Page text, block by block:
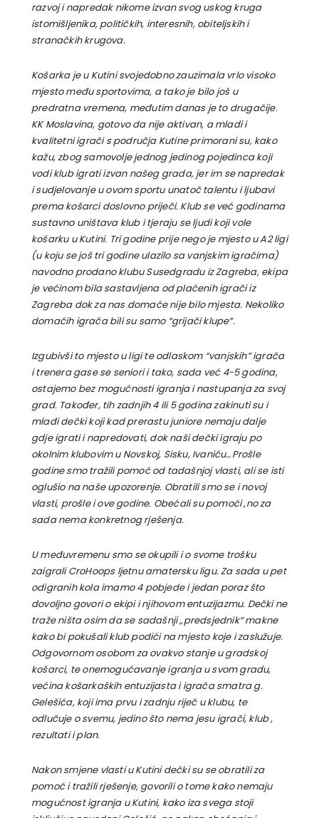
razvoj i napredak nikome izvan svog uskog kruga
istomišljenika, političkih, interesnih, obiteljskih i
stranačkih krugova.
Košarka je u Kutini svojedobno zauzimala vrlo visoko
mjesto među sportovima, a tako je bilo još u
predratna vremena, međutim danas je to drugačije.
KK Moslavina, gotovo da nije aktivan, a mladi i
kvalitetni igrači s područja Kutine primorani su, kako
kažu, zbog samovolje jednog jedinog pojedinca koji
vodi klub igrati izvan našeg grada, jer im se napredak
i sudjelovanje u ovom sportu unatoč talentu i ljubavi
prema košarci doslovno priječi. Klub se već godinama
sustavno uništava klub i tjeraju se ljudi koji vole
košarku u Kutini. Tri godine prije nego je mjesto u A2 ligi
(u koju se još tri godine ulazilo sa vanjskim igračima)
navodno prodano klubu Susedgradu iz Zagreba, ekipa
je većinom bila sastavljena od plaćenih igrači iz
Zagreba dok za nas domaće nije bilo mjesta. Nekoliko
domaćih igrača bili su samo “grijači klupe”.
Izgubivši to mjesto u ligi te odlaskom “vanjskih” igrača
i trenera gase se seniori i tako, sada već 4-5 godina,
ostajemo bez mogućnosti igranja i nastupanja za svoj
grad. Također, tih zadnjih 4 ili 5 godina zakinuti su i
mlađi dečki koji kad prerastu juniore nemaju dalje
gdje igrati i napredovati, dok naši dečki igraju po
okolnim klubovim u Novskoj, Sisku, Ivaniću…Prošle
godine smo tražili pomoć od tadašnjoj vlasti, ali se isti
oglušio na naše upozorenje. Obratili smo se i novoj
vlasti, prošle i ove godine. Obećali su pomoći ,no za
sada nema konkretnog rješenja.
U međuvremenu smo se okupili i o svome trošku
zaigrali CroHoops ljetnu amatersku ligu. Za sada u pet
odigranih kola imamo 4 pobjede i jedan poraz što
dovoljno govori o ekipi i njihovom entuzijazmu. Dečki ne
traže ništa osim da se sadašnji „predsjednik“ makne
kako bi pokušali klub podići na mjesto koje i zaslužuje.
Odgovornom osobom za ovakvo stanje u gradskoj
košarci, te onemogućavanje igranja u svom gradu,
većina košarkaških entuzijasta i igrača smatra g.
Gelešića, koji ima prvu i zadnju riječ u klubu, te
odlučuje o svemu, jedino što nema jesu igrači, klub ,
rezultati i plan.
Nakon smjene vlasti u Kutini dečki su se obratili za
pomoć i tražili rješenje, govorili o tome kako nemaju
mogućnost igranja u Kutini, kako iza svega stoji